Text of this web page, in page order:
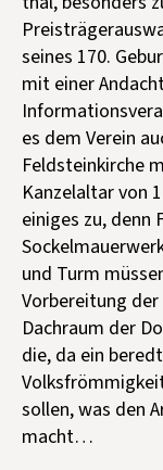
seines 170.
mit einer
es dem Verein
Feldsteinkirche
Kanzelaltar von
einiges zu,
und Turm
Vorbereitung
Dachraum der
die, da ein
sollen, was den
macht…